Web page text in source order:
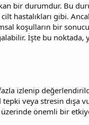
bir durumdur. Bu
hastalıkları gibi.
koşulların bir
İşte bu noktada,
izlenip
veya stresin dışa
üzerinde önemli bir